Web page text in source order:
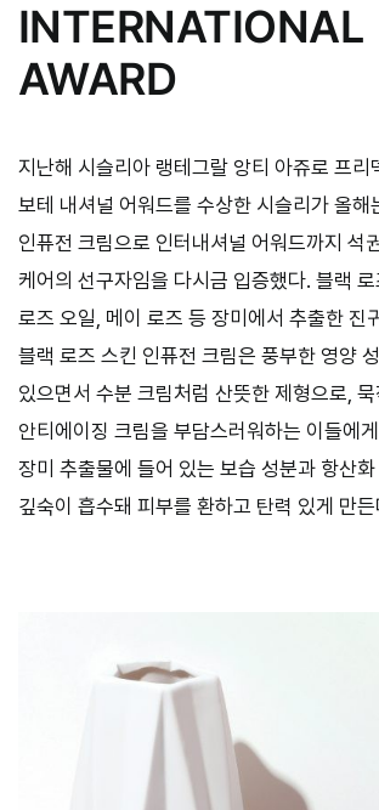
INTERNATIONAL
AWARD
지난해 시슬리아 랭테그랄 앙티 아쥬로 프리
보테 내셔널 어워드를 수상한 시슬리가 올해
인퓨전 크림으로 인터내셔널 어워드까지 석
케어의 선구자임을 다시금 입증했다. 블랙
로즈 오일, 메이 로즈 등 장미에서 추출한 진
블랙 로즈 스킨 인퓨전 크림은 풍부한 영양
있으면서 수분 크림처럼 산뜻한 제형으로,
안티에이징 크림을 부담스러워하는 이들에
장미 추출물에 들어 있는 보습 성분과 항산
깊숙이 흡수돼 피부를 환하고 탄력 있게 만든